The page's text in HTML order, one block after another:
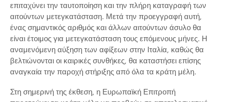
επιταχύνει την ταυτοποίηση και την πλήρη καταγραφή των
αιτούντων μετεγκατάσταση. Μετά την προεγγραφή αυτή,
ένας σημαντικός αριθμός και άλλων αιτούντων άσυλο θα
είναι έτοιμος για μετεγκατάσταση τους επόμενους μήνες. Η
αναμενόμενη αύξηση των αφίξεων στην Ιταλία, καθώς θα
βελτιώνονται οι καιρικές συνθήκες, θα καταστήσει επίσης
αναγκαία την παροχή στήριξης από όλα τα κράτη μέλη.
Στη σημερινή της έκθεση, η Ευρωπαϊκή Επιτροπή